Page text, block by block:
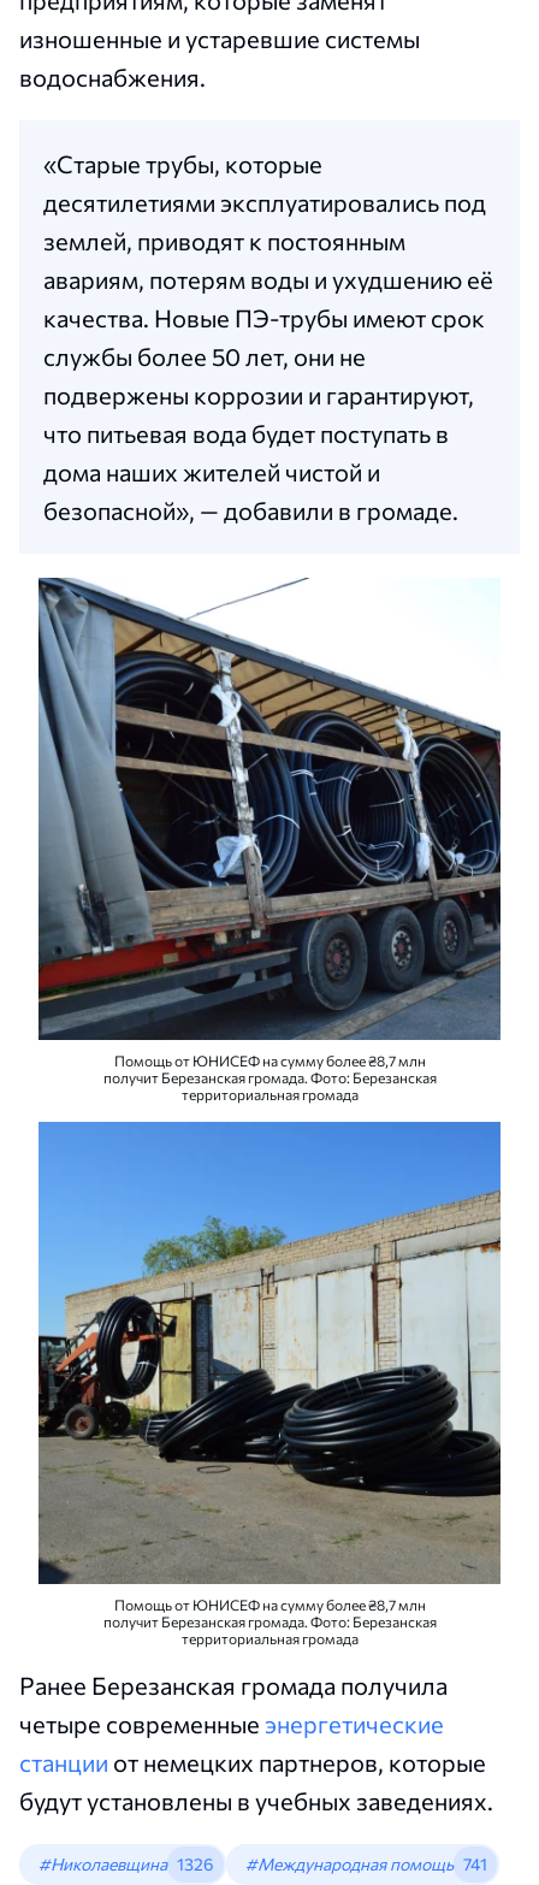
изношенные и устаревшие системы
водоснабжения.
«Старые трубы, которые
десятилетиями эксплуатировались под
землей, приводят к постоянным
авариям, потерям воды и ухудшению её
качества. Новые ПЭ-трубы имеют срок
службы более 50 лет, они не
подвержены коррозии и гарантируют,
что питьевая вода будет поступать в
дома наших жителей чистой и
безопасной», — добавили в громаде.
Помощь от ЮНИСЕФ на сумму более ₴8,7 млн
получит Березанская громада. Фото: Березанская
территориальная громада
Помощь от ЮНИСЕФ на сумму более ₴8,7 млн
получит Березанская громада. Фото: Березанская
территориальная громада
Ранее Березанская громада получила
четыре современные энергетические
станции от немецких партнеров, которые
будут установлены в учебных заведениях.
#Николаевщина 1326 #Международная помощь 741